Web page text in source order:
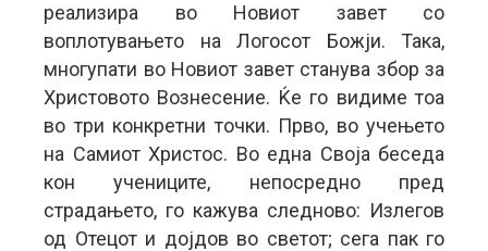
реализира во Новиот завет со
воплотувањето на Логосот Божји. Така,
многупати во Новиот завет станува збор за
Христовото Вознесение. Ќе го видиме тоа
во три конкретни точки. Прво, во учењето
на Самиот Христос. Во една Своја беседа
кон учениците, непосредно пред
страдањето, го кажува следново: Излегов
од Отецот и дојдов во светот; сега пак го